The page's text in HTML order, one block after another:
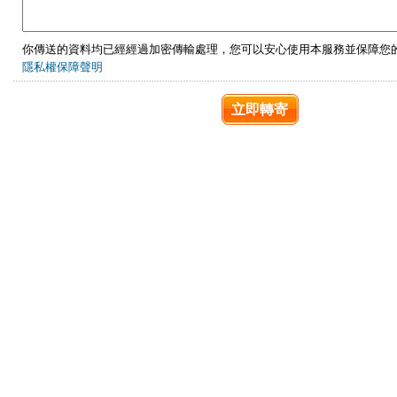
你傳送的資料均已經經過加密傳輸處理，您可以安心使用本服務並保障您
隱私權保障聲明
立即轉寄